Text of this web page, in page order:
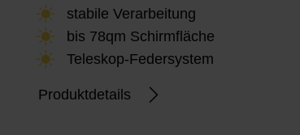
stabile Verarbeitung
bis 78qm Schirmfläche
Teleskop-Federsystem
Produktdetails